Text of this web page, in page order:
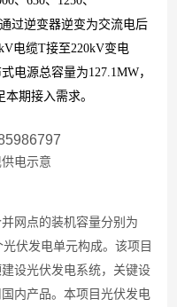
过逆变器逆变为交流电后
V电缆T接至220kV变电
电源总容量为127.1MW，
本期接入需求。
电示意
网点的装机容量分别 为
光伏发电单元构成。该项目
设光伏发电系统，关键设
内产品。本项目光伏发电